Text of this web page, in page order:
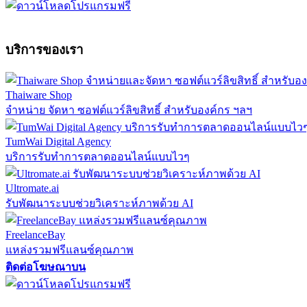
บริการของเรา
Thaiware Shop
จำหน่าย จัดหา ซอฟต์แวร์ลิขสิทธิ์ สำหรับองค์กร ฯลฯ
TumWai Digital Agency
บริการรับทำการตลาดออนไลน์แบบไวๆ
Ultromate.ai
รับพัฒนาระบบช่วยวิเคราะห์ภาพด้วย AI
FreelanceBay
แหล่งรวมฟรีแลนซ์คุณภาพ
ติดต่อโฆษณาบน